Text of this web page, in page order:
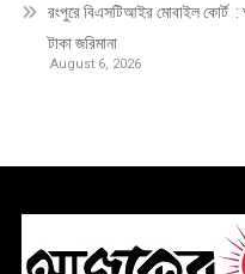
রংপুরে বিএসটিআইর মোবাইল কোর্ট :
টাকা জরিমানা
August 6, 2026